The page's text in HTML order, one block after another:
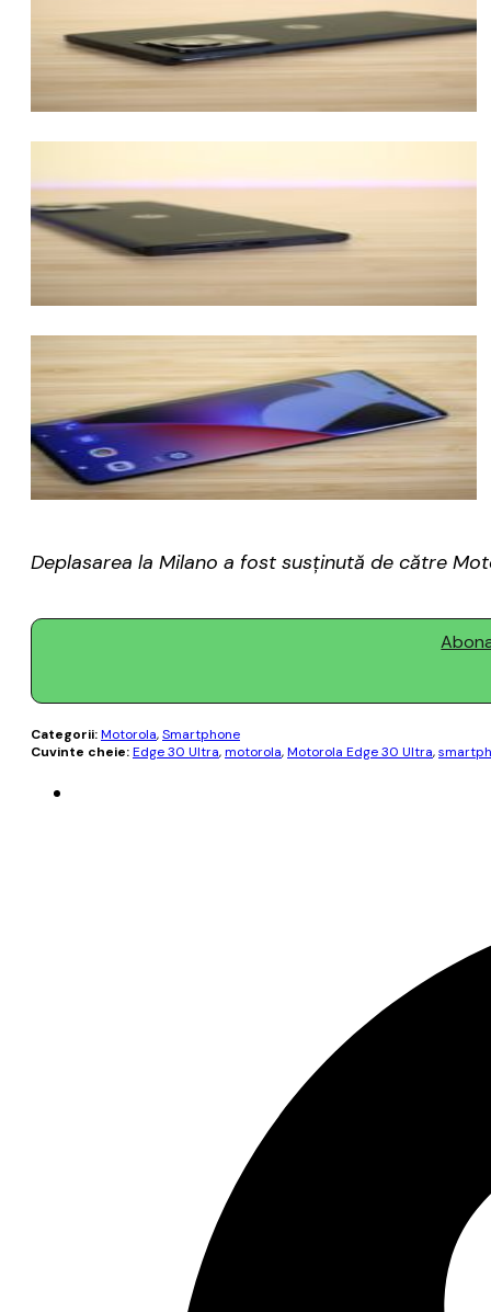
Deplasarea la Milano a fost susținută de către
Categorii:Motorola,Smartphone
Cuvinte cheie:Edge 30 Ultra,motorola,Motorola Edge 30 Ultra,